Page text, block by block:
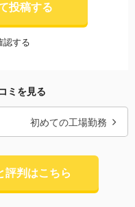
投稿する
認する
ミを見る
初めての工場勤務
評判はこちら